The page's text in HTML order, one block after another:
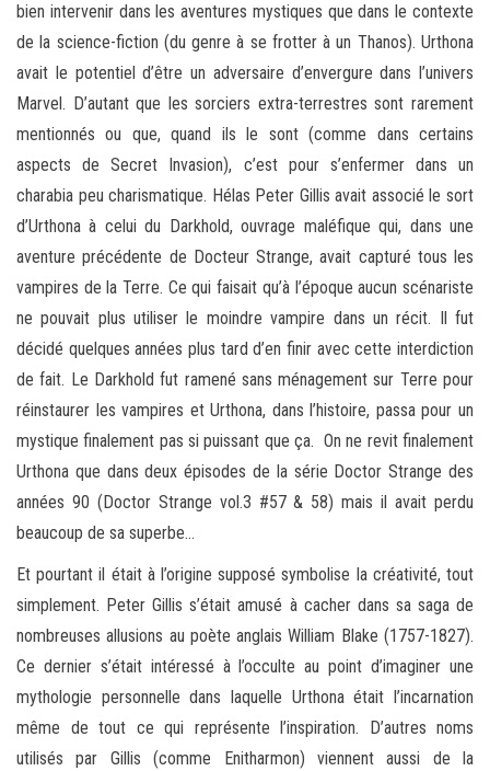
bien intervenir dans les aventures mystiques que dans le contexte
de la science-fiction (du genre à se frotter à un Thanos). Urthona
avait le potentiel d’être un adversaire d’envergure dans l’univers
Marvel. D’autant que les sorciers extra-terrestres sont rarement
mentionnés ou que, quand ils le sont (comme dans certains
aspects de Secret Invasion), c’est pour s’enfermer dans un
charabia peu charismatique. Hélas Peter Gillis avait associé le sort
d’Urthona à celui du Darkhold, ouvrage maléfique qui, dans une
aventure précédente de Docteur Strange, avait capturé tous les
vampires de la Terre. Ce qui faisait qu’à l’époque aucun scénariste
ne pouvait plus utiliser le moindre vampire dans un récit. Il fut
décidé quelques années plus tard d’en finir avec cette interdiction
de fait. Le Darkhold fut ramené sans ménagement sur Terre pour
réinstaurer les vampires et Urthona, dans l’histoire, passa pour un
mystique finalement pas si puissant que ça. On ne revit finalement
Urthona que dans deux épisodes de la série Doctor Strange des
années 90 (Doctor Strange vol.3 #57 & 58) mais il avait perdu
beaucoup de sa superbe…
Et pourtant il était à l’origine supposé symbolise la créativité, tout
simplement. Peter Gillis s’était amusé à cacher dans sa saga de
nombreuses allusions au poète anglais William Blake (1757-1827).
Ce dernier s’était intéressé à l’occulte au point d’imaginer une
mythologie personnelle dans laquelle Urthona était l’incarnation
même de tout ce qui représente l’inspiration. D’autres noms
utilisés par Gillis (comme Enitharmon) viennent aussi de la